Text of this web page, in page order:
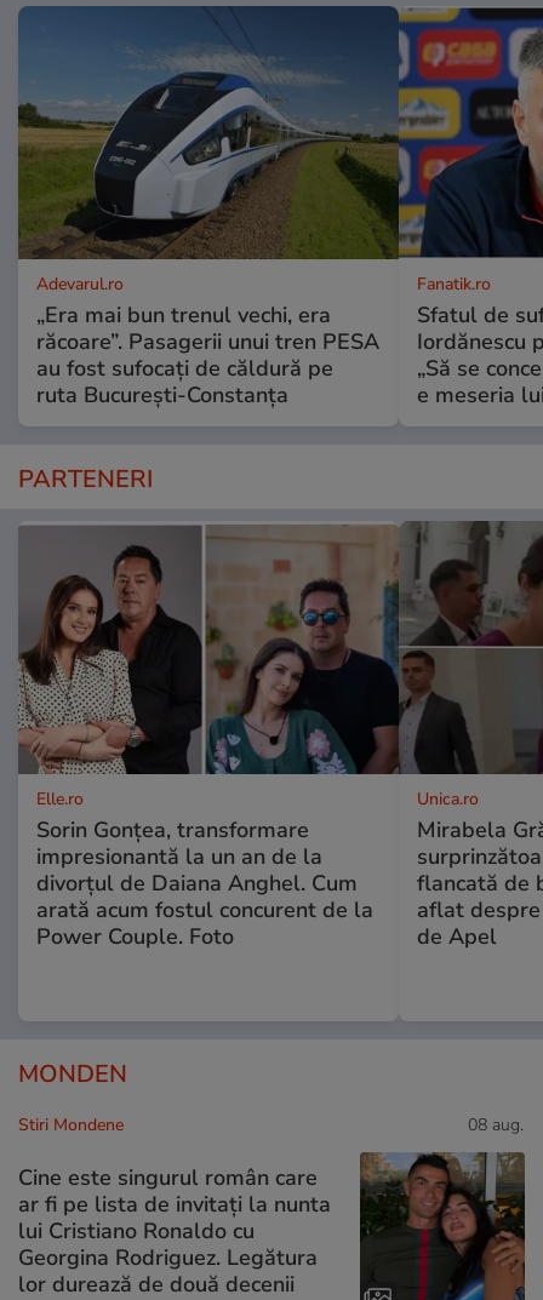
Adevarul.ro
„Era mai bun trenul vechi, era
răcoare”. Pasagerii unui tren PESA
au fost sufocați de căldură pe
ruta București-Constanța
Fanatik.ro
Sfatul de
Iordănescu
„Să se
e meseria
PARTENERI
Elle.ro
Sorin Gonțea, transformare
impresionantă la un an de la
divorțul de Daiana Anghel. Cum
arată acum fostul concurent de la
Power Couple. Foto
Unica.ro
Mirabela
flancată de
aflat
de Apel
MONDEN
Stiri Mondene 08 aug.
Cine este singurul român care
ar fi pe lista de invitați la nunta
lui Cristiano Ronaldo cu
Georgina Rodriguez. Legătura
lor durează de două decenii